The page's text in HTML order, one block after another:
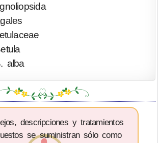
alba
descripciones y tratamientos
se suministran sólo como